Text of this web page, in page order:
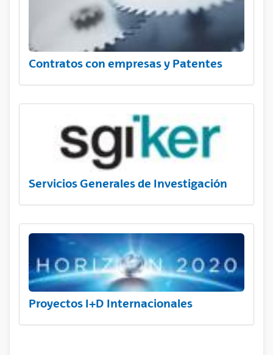
Contratos con empresas y Patentes
Servicios Generales de Investigación
Proyectos I+D Internacionales